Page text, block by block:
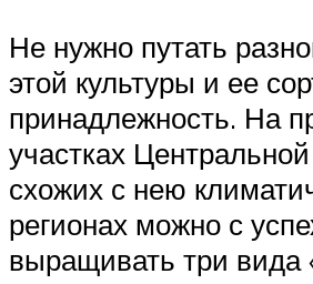
Не нужно путать
этой культуры и ее
принадлежность. На
участках
схожих с нею
регионах можно с
выращивать три вида